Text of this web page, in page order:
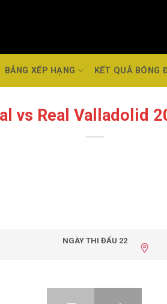
BẢNG XẾP HẠNG KẾT QUẢ BÓNG
vs Real Valladolid
NGÀY THI ĐẤU 22